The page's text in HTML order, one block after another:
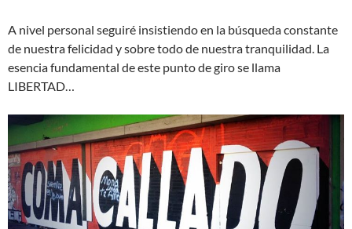
A nivel personal seguiré insistiendo en la búsqueda constante
de nuestra felicidad y sobre todo de nuestra tranquilidad. La
esencia fundamental de este punto de giro se llama
LIBERTAD…